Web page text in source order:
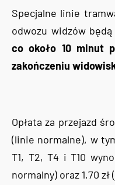
Specjalne linie
odwozu widzów
co około 10 minut
zakończeniu
Opłata za przejazd
(linie normalne), w
T1, T2, T4 i T10
normalny) oraz 1,70